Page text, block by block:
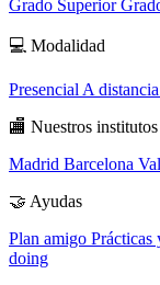
Grado Superior
💻 Modalidad
Presencial A distancia
🏬 Nuestros institutos
Madrid Barcelona
🤝 Ayudas
Plan amigo Prácticas
doing